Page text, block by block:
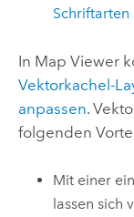
Schriftarten
In Map Viewer
Vektorkachel-
anpassen.
folgenden
Mit einer
lassen sich